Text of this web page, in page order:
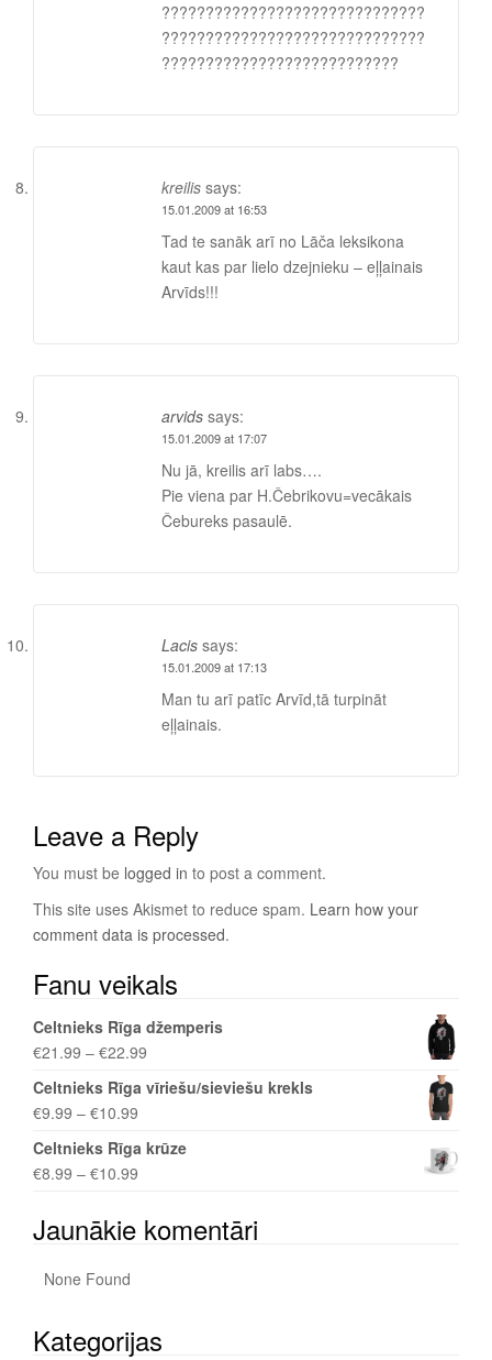
??????????????????????????????
??????????????????????????????
???????????????????????????
kreilis says:
15.01.2009 at 16:53
Tad te sanāk arī no Lāča leksikona
kaut kas par lielo dzejnieku – eļļainais
Arvīds!!!
arvids says:
15.01.2009 at 17:07
Nu jā, kreilis arī labs….
Pie viena par H.Čebrikovu=vecākais
Čebureks pasaulē.
Lacis says:
15.01.2009 at 17:13
Man tu arī patīc Arvīd,tā turpināt
eļļainais.
Leave a Reply
You must be logged in to post a comment.
This site uses Akismet to reduce spam. Learn how your
comment data is processed.
Fanu veikals
Celtnieks Rīga džemperis
€21.99 – €22.99
Celtnieks Rīga vīriešu/sieviešu krekls
€9.99 – €10.99
Celtnieks Rīga krūze
€8.99 – €10.99
Jaunākie komentāri
None Found
Kategorijas